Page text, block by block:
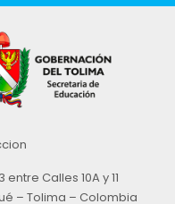
entre Calles 10A y 11
– Tolima – Colombia